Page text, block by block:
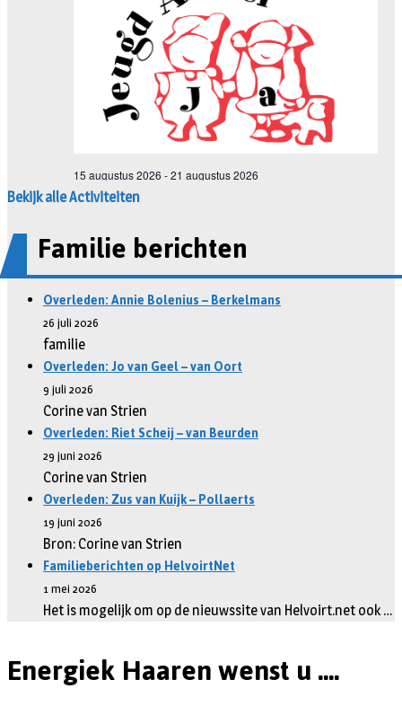
Bekijk alle Activiteiten
Familie berichten
Overleden: Annie Bolenius – Berkelmans
26 juli 2026
familie
Overleden: Jo van Geel – van Oort
9 juli 2026
Corine van Strien
Overleden: Riet Scheij – van Beurden
29 juni 2026
Corine van Strien
Overleden: Zus van Kuijk – Pollaerts
19 juni 2026
Bron: Corine van Strien
Familieberichten op HelvoirtNet
1 mei 2026
Het is mogelijk om op de nieuwssite van Helvoirt.net ook …
Energiek Haaren wenst u ....